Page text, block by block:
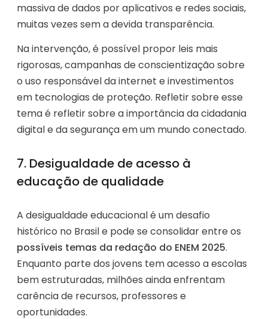
massiva de dados por aplicativos e redes sociais,
muitas vezes sem a devida transparência.
Na intervenção, é possível propor leis mais
rigorosas, campanhas de conscientização sobre
o uso responsável da internet e investimentos
em tecnologias de proteção. Refletir sobre esse
tema é refletir sobre a importância da cidadania
digital e da segurança em um mundo conectado.
7. Desigualdade de acesso à
educação de qualidade
A desigualdade educacional é um desafio
histórico no Brasil e pode se consolidar entre os
possíveis temas da redação do ENEM 2025.
Enquanto parte dos jovens tem acesso a escolas
bem estruturadas, milhões ainda enfrentam
carência de recursos, professores e
oportunidades.